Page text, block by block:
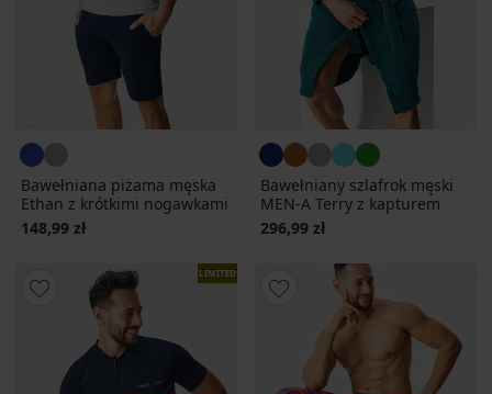
Bawełniana piżama męska
Ethan z krótkimi nogawkami
148,99 zł
Bawełniany szlafrok męski
MEN-A Terry z kapturem
296,99 zł
LIMITED